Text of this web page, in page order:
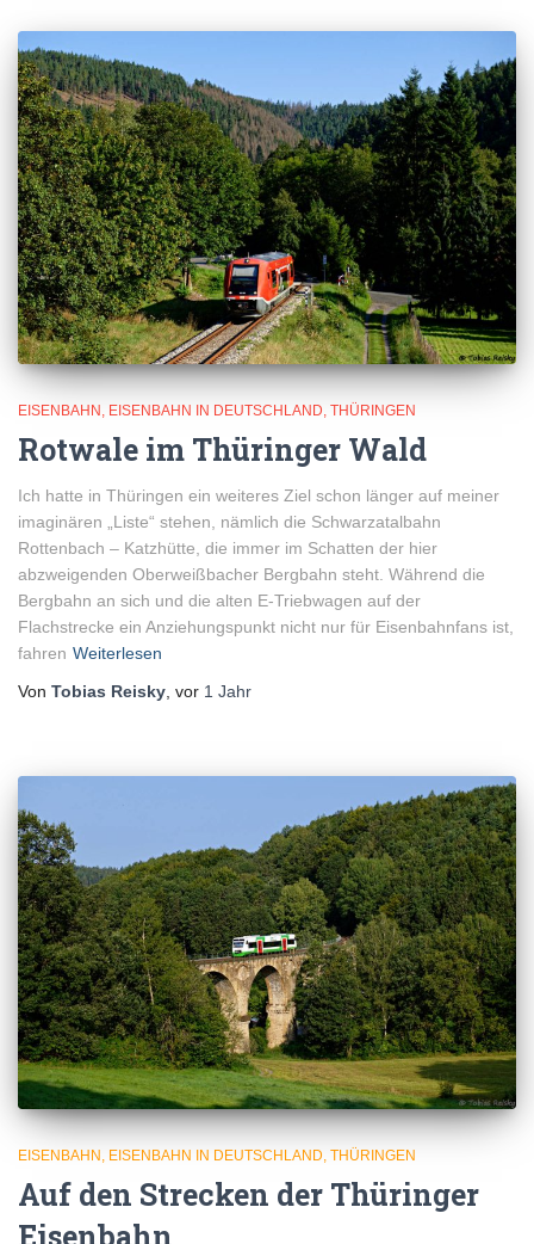
EISENBAHN EISENBAHN IN DEUTSCHLAND THÜRINGEN
Rotwale im Thüringer Wald
Ich hatte in Thüringen ein weiteres Ziel schon länger auf meiner
imaginären „Liste“ stehen, nämlich die Schwarzatalbahn
Rottenbach – Katzhütte, die immer im Schatten der hier
abzweigenden Oberweißbacher Bergbahn steht. Während die
Bergbahn an sich und die alten E-Triebwagen auf der
Flachstrecke ein Anziehungspunkt nicht nur für Eisenbahnfans ist,
fahren Weiterlesen
Von Tobias Reisky , vor 1 Jahr
EISENBAHN EISENBAHN IN DEUTSCHLAND THÜRINGEN
Auf den Strecken der Thüringer
Eisenbahn